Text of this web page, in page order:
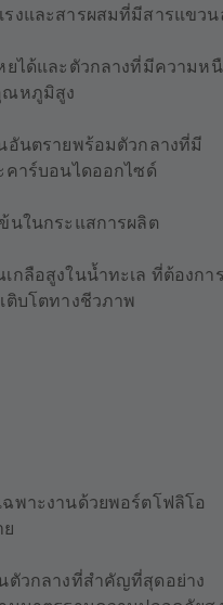
งและสารผสมที่มีสารแขวน
ยได้และตัวกลางที่มีความห
ณหภูมิสูง
อันตรายพร้อมตัวกลางที่มี
คาร์บอนไดออกไซด์
นในกระแสการผลิต
กลือสูงในน้ำทะเล ที่ต้องกา
ติบโตทางชีวภาพ
พาะงานด้วยพอร์ตโฟลิโอ
ตัวกลางที่สำคัญที่สุดอย่าง